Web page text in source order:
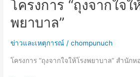
ทบูร”
โครงการ “ถุงจากใจใ
พยาบาล”
ข่าวและเหตุการณ์ /chompunuch
โครงการ “ถุงจากใจให้โรงพยาบาล” สำนัก
โครงการ
“ถุง
จาก
ให้
โรง